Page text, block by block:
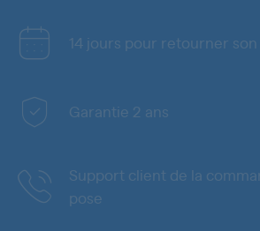
14 jours pour retourner
Garantie 2 ans
Support client de la
pose